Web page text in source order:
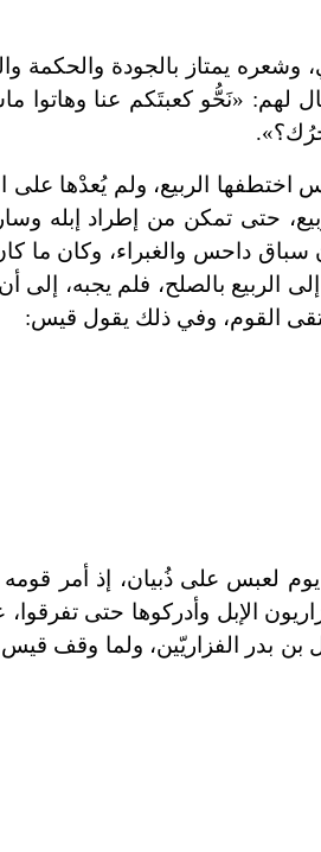
وشعره يمتاز بالجودة
«نَحُّو كعبتَكم عنا وهاتوا
الربيع، ولم يُعدْها
حتى تمكن من إطراد إبله
سباق داحس والغبراء، وكان ما
بالصلح، فلم يجبه، إلى
القوم، وفي ذلك يقول قيس:
لعبس على ذُبيان، إذ أمر قومه
الإبل وأدركوها حتى
بن بدر الفزاريّين، ولما وقف